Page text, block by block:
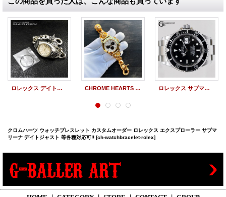
ロレックス デイトジャスト オーバーホール クロムハーツ ウォッチケース フローラルモチーフ CHROME HEARTS (クロムハーツ) x ROLEX (ロレックス) デイトナ 116528 22K ウォッチブレスレット クリップバネ交換 ロレックス サブマリーナ デイト 16610
クロムハーツ ウォッチブレスレット カスタムオーダー ロレックス エクスプローラー サブマ
リーナ デイトジャスト 等各種対応可!! [ch-watchbracelet-rolex]